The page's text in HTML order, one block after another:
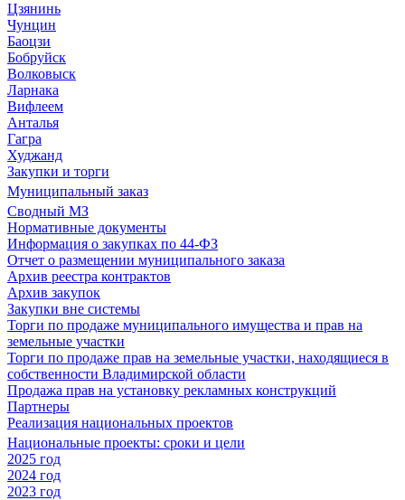
Цзянинь
Чунцин
Баоцзи
Бобруйск
Волковыск
Ларнака
Вифлеем
Анталья
Гагра
Худжанд
Закупки и торги
Муниципальный заказ
Сводный МЗ
Нормативные документы
Информация о закупках по 44-ФЗ
Отчет о размещении муниципального заказа
Архив реестра контрактов
Архив закупок
Закупки вне системы
Торги по продаже муниципального имущества и прав на
земельные участки
Торги по продаже прав на земельные участки, находящиеся в
собственности Владимирской области
Продажа прав на установку рекламных конструкций
Партнеры
Реализация национальных проектов
Национальные проекты: сроки и цели
2025 год
2024 год
2023 год